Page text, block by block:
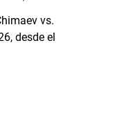
vs.
desde el